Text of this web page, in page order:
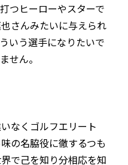
つヒーローやスターで
さんみたいに与えられ
いう選手になりたいで
せん。
なくゴルフエリート
の名脇役に徹するつも
で己を知り分相応を知